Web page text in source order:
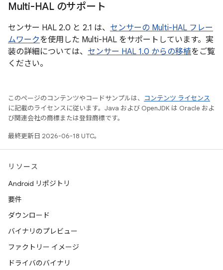
Multi-HAL のサポート
センサー HAL 2.0 と 2.1 は、 センサーの Multi-HAL フレー
ムワークを使用した Multi-HAL をサポートしています。実
装の詳細については、 センサー HAL 1.0 からの移植をご覧
ください。
このページのコンテンツやコードサンプルは、
コンテンツ ライセンス
に記載のライセンスに従います。Java および OpenJDK は Oracle およ
び関連会社の商標または登録商標です。
最終更新日 2026-06-18 UTC。
リソース
Android リポジトリ
要件
ダウンロード
バイナリのプレビュー
ファクトリー イメージ
ドライバのバイナリ